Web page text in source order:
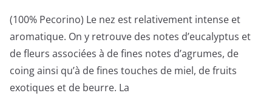
(100% Pecorino) Le nez est relativement intense et
aromatique. On y retrouve des notes d’eucalyptus et
de fleurs associées à de fines notes d’agrumes, de
coing ainsi qu’à de fines touches de miel, de fruits
exotiques et de beurre. La